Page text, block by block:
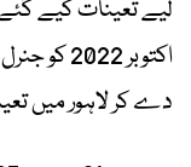
دے کر لاہور میں